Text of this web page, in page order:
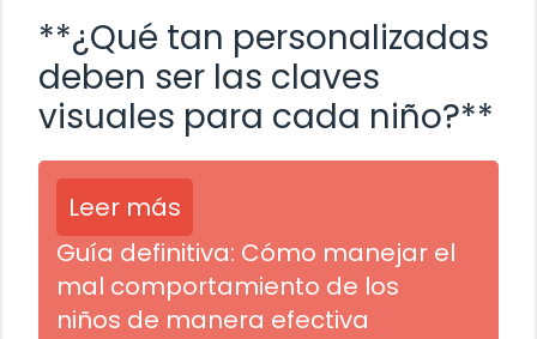
**¿Qué tan personalizadas
deben ser las claves
visuales para cada niño?**
Leer más
Guía definitiva: Cómo manejar el
mal comportamiento de los
niños de manera efectiva